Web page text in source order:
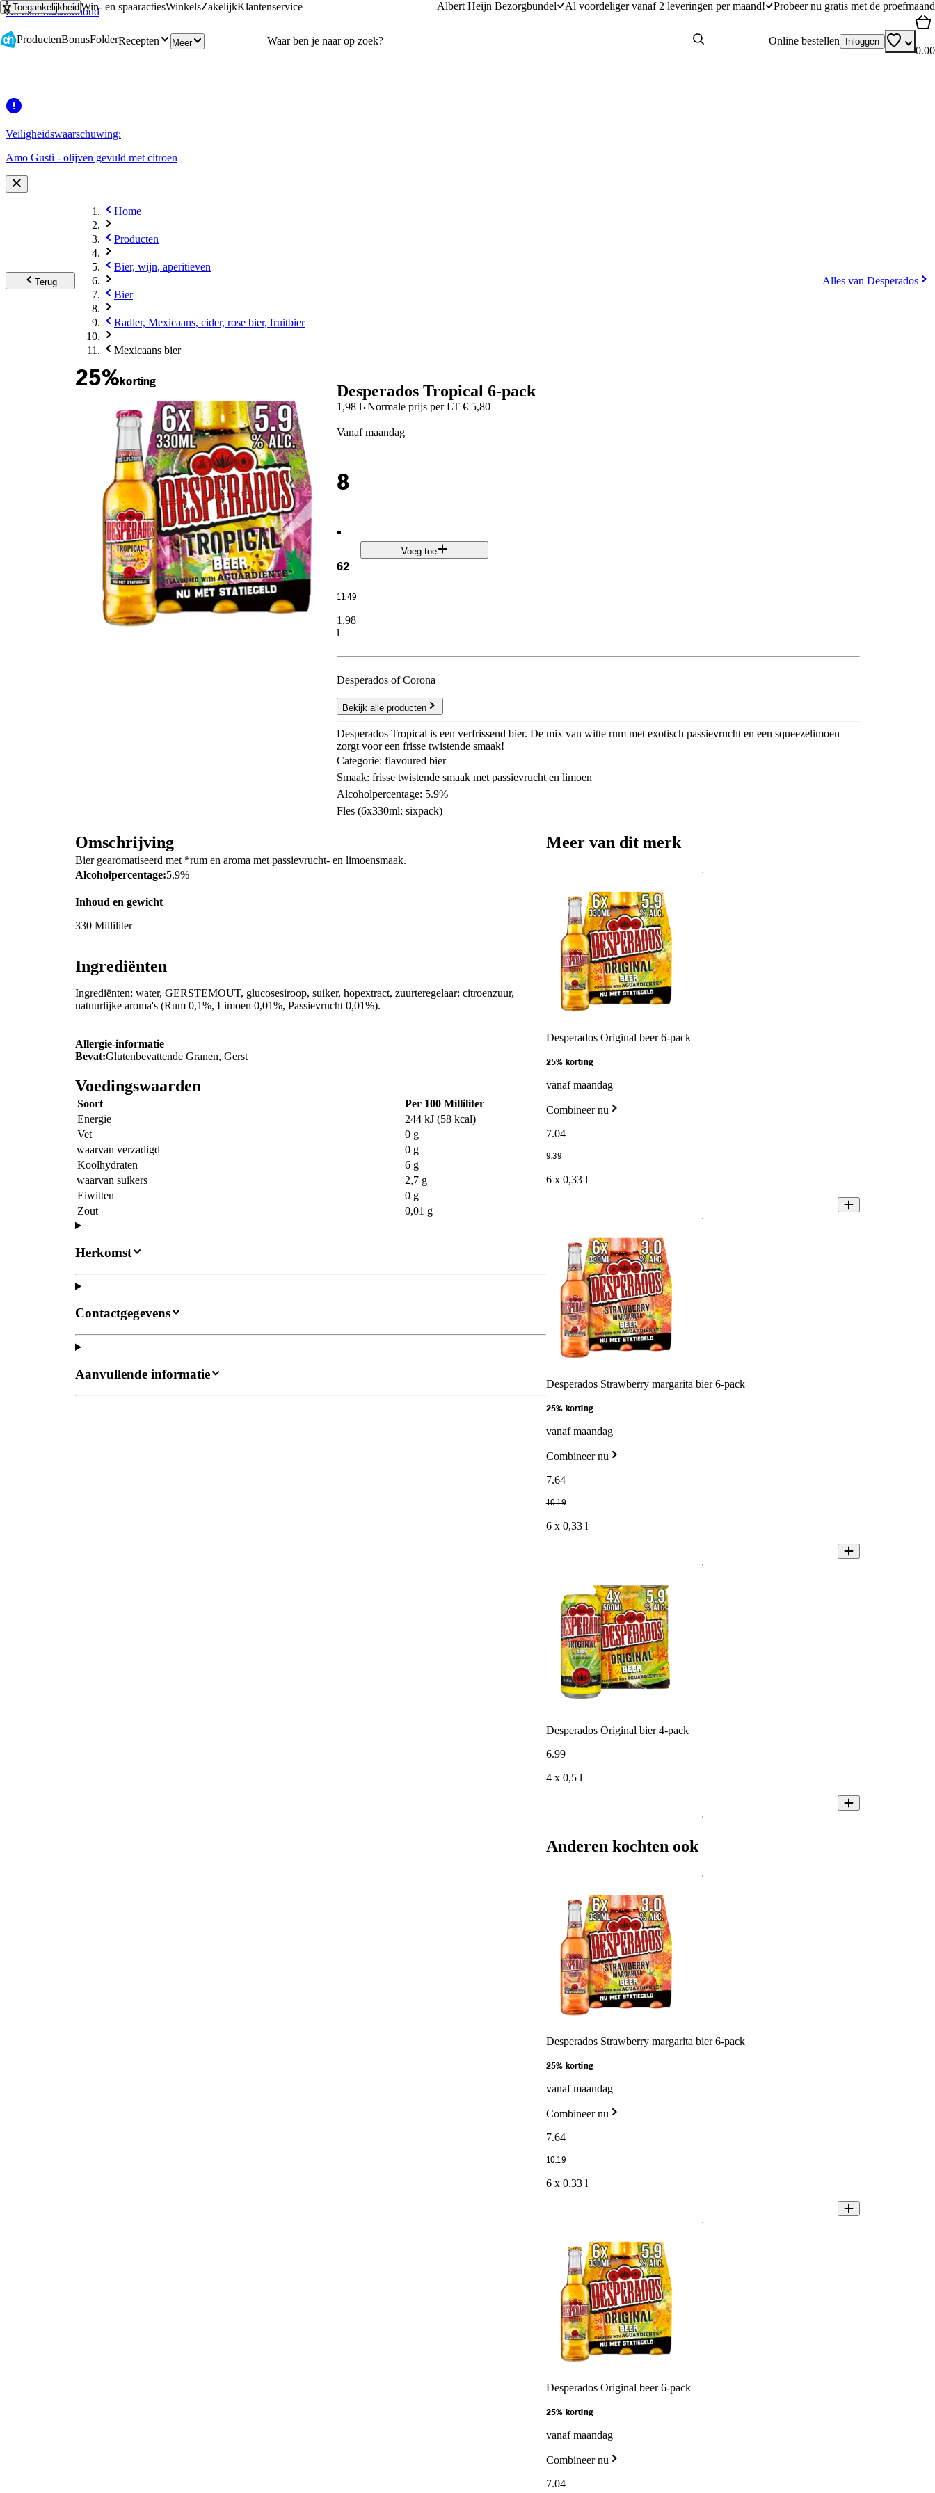
Ga naar hoofdinhoud
Ga naar zoeken
ToegankelijkheidWin- en spaaractiesWinkelsZakelijkKlantenservice Albert Heijn Bezorgbundel Al voordeliger vanaf 2 leveringen per maand! Probeer nu gratis met de proefmaand
ProductenBonusFolderRecepten Meer Online bestellen Inloggen
0.00
Veiligheidswaarschuwing:
Amo Gusti - olijven gevuld met citroen
Terug
Home
Producten
Bier, wijn, aperitieven
Bier
Radler, Mexicaans, cider, rose bier, fruitbier
Mexicaans bier
Alles van Desperados
25%korting Desperados Tropical 6-pack
1,98 l·Normale prijs per LT€ 5,80
vanaf maandag
8
.
62
11.49
1,98
l
Voeg toe
Desperados of Corona
Bekijk alle producten
Desperados Tropical is een verfrissend bier. De mix van witte rum met exotisch passievrucht en een squeezelimoen
zorgt voor een frisse twistende smaak!
Categorie: flavoured bier
Smaak: frisse twistende smaak met passievrucht en limoen
Alcoholpercentage: 5.9%
Fles (6x330ml: sixpack)
Omschrijving
Bier gearomatiseerd met *rum en aroma met passievrucht- en limoensmaak.
Alcoholpercentage:5.9%
Inhoud en gewicht
330 Milliliter
Ingrediënten
Ingrediënten: water, GERSTEMOUT, glucosesiroop, suiker, hopextract, zuurteregelaar: citroenzuur,
natuurlijke aroma's (Rum 0,1%, Limoen 0,01%, Passievrucht 0,01%).
Allergie-informatie
Bevat:Glutenbevattende Granen, Gerst
Voedingswaarden
Soort
Per 100 Milliliter
Energie
244 kJ (58 kcal)
Vet
0 g
waarvan verzadigd
0 g
Koolhydraten
6 g
waarvan suikers
2,7 g
Eiwitten
0 g
Zout
0,01 g
Herkomst
Contactgegevens
Aanvullende informatie
Meer van dit merk
Desperados Original beer 6-pack
25% korting
vanaf maandag
Combineer nu
7.04
9.39
6 x 0,33 l
Desperados Strawberry margarita bier 6-pack
25% korting
vanaf maandag
Combineer nu
7.64
10.19
6 x 0,33 l
Desperados Original bier 4-pack
6.99
4 x 0,5 l
Anderen kochten ook
Desperados Strawberry margarita bier 6-pack
25% korting
vanaf maandag
Combineer nu
7.64
10.19
6 x 0,33 l
Desperados Original beer 6-pack
25% korting
vanaf maandag
Combineer nu
7.04